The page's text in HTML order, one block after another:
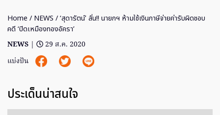
Home / NEWS / ‘สุดารัตน์’ ลั่น!! นายกฯ ห้ามใช้เงินภาษีจ่ายค่ารับผิดชอบ
คดี ‘ปิดเหมืองทองอัครา’
NEWS |
29 ส.ค. 2020
แบ่งปัน
ประเด็นน่าสนใจ